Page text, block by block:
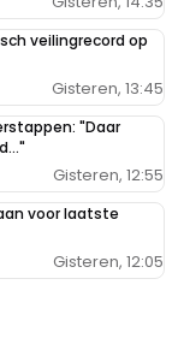
veilingrecord op
Gisteren, 13:45
"Daar
Gisteren, 12:55
voor laatste
Gisteren, 12:05